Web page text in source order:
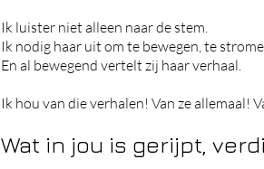
Ik luister niet alleen naar de stem.
Ik nodig haar uit om te bewegen, te
En al bewegend vertelt zij haar verhaal.
Ik hou van die verhalen! Van ze allemaal!
Wat in jou is gerijpt,